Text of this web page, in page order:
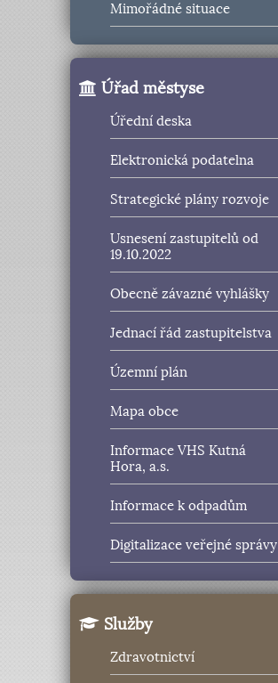
Mimořádné situace
Úřad městyse
Úřední deska
Elektronická podatelna
Strategické plány rozvoje
Usnesení zastupitelů od
19.10.2022
Obecně závazné vyhlášky
Jednací řád zastupitelstva
Územní plán
Mapa obce
Informace VHS Kutná
Hora, a.s.
Informace k odpadům
Digitalizace veřejné správy
Služby
Zdravotnictví